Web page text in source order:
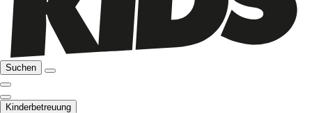
Suchen
Kinderbetreuung